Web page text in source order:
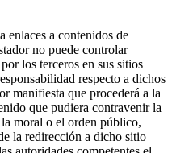
enlaces a contenidos de
no puede controlar
los terceros en sus sitios
respecto a dichos
manifiesta que procederá a la
que pudiera contravenir la
moral o el orden público,
la redirección a dicho sitio